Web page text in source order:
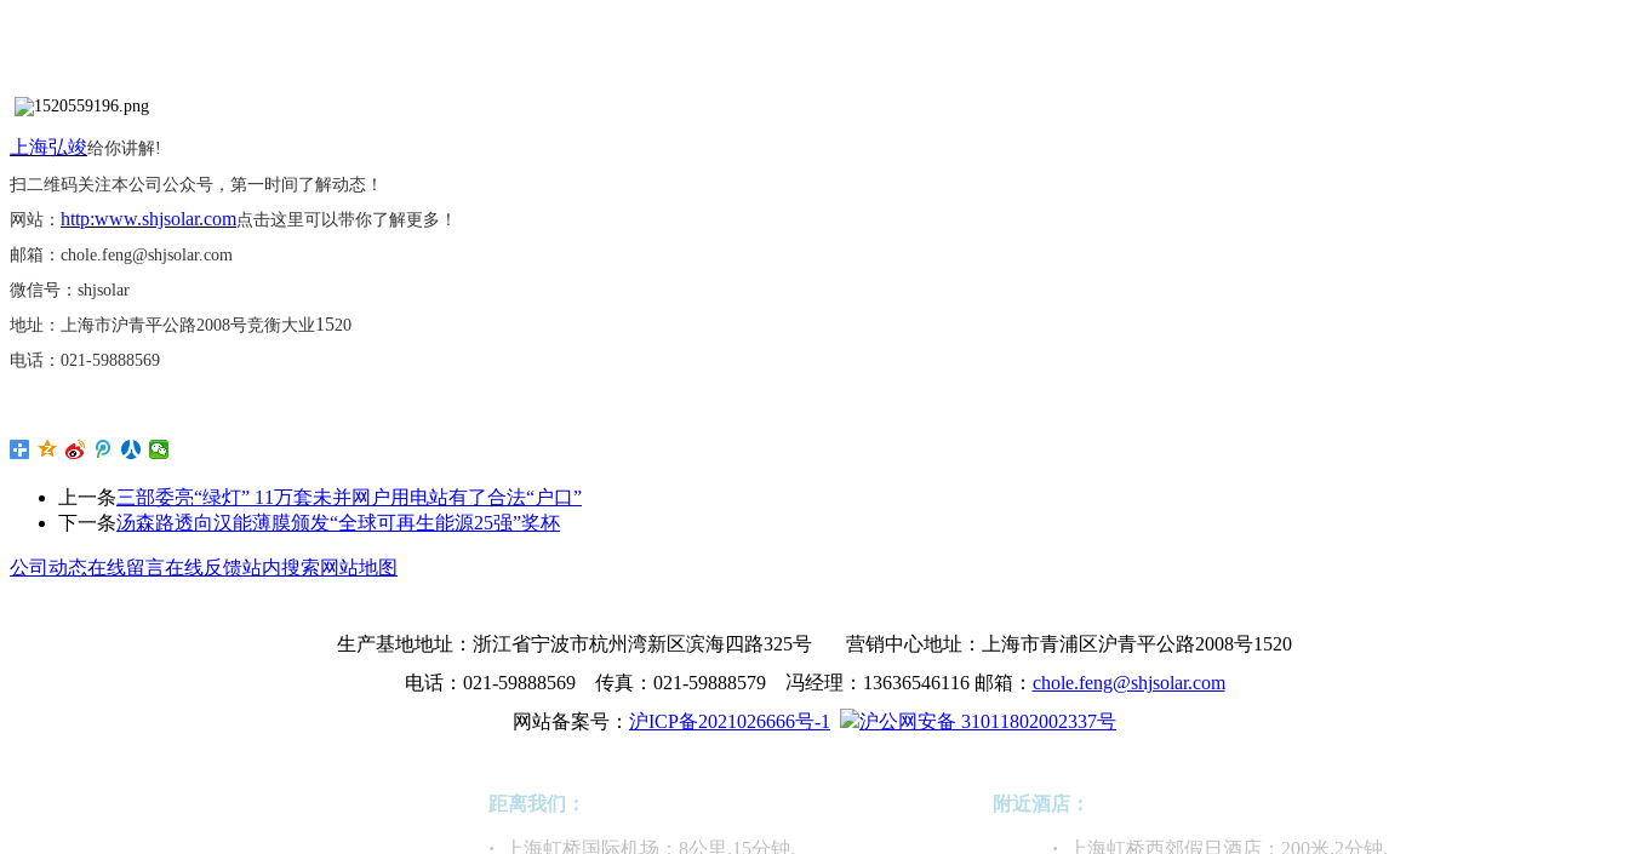
上海弘竣给你讲解!
扫二维码关注本公司公众号，第一时间了解动态！
网站： http:www.shjsolar.com点击这里可以带你了解更多！
邮箱： chole.feng@shjsolar.com
微信号： shjsolar
地址：上海市沪青平公路2008号竞衡大业1520
电话： 021-59888569
上一条三部委亮“绿灯” 11万套未并网户用电站有了合法“户口”
下一条汤森路透向汉能薄膜颁发“全球可再生能源25强”奖杯
公司动态在线留言在线反馈站内搜索网站地图
生产基地地址：浙江省宁波市杭州湾新区滨海四路325号 营销中心地址：上海市青浦区沪青平公路2008号1520
电话：021-59888569 传真：021-59888579 冯经理：13636546116 邮箱： chole.feng@shjsolar.com
网站备案号： 沪ICP备2021026666号-1 沪公网安备 31011802002337号
距离我们： 附近酒店：
· 上海虹桥国际机场：8公里,15分钟. · 上海虹桥西郊假日酒店：200米,2分钟.